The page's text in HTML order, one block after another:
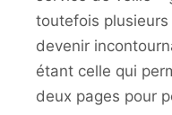
toutefois
devenir
étant celle qui
deux pages pour